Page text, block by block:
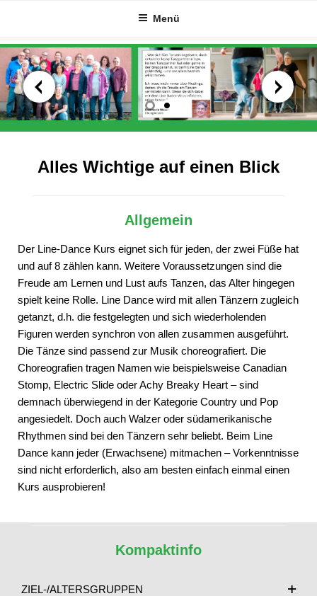
springen
Menü
Alles Wichtige auf einen Blick
Allgemein
Der Line-Dance Kurs eignet sich für jeden, der zwei Füße hat
und auf 8 zählen kann. Weitere Voraussetzungen sind die
Freude am Lernen und Lust aufs Tanzen, das Alter hingegen
spielt keine Rolle. Line Dance wird mit allen Tänzern zugleich
getanzt, d.h. die festgelegten und sich wiederholenden
Figuren werden synchron von allen zusammen ausgeführt.
Die Tänze sind passend zur Musik choreografiert. Die
Choreografien tragen Namen wie beispielsweise Canadian
Stomp, Electric Slide oder Achy Breaky Heart – sind
demnach überwiegend in der Kategorie Country und Pop
angesiedelt. Doch auch Walzer oder südamerikanische
Rhythmen sind bei den Tänzern sehr beliebt. Beim Line
Dance kann jeder (Erwachsene) mitmachen – Vorkenntnisse
sind nicht erforderlich, also am besten einfach einmal einen
Kurs ausprobieren!
Kompaktinfo
ZIEL-/ALTERSGRUPPEN